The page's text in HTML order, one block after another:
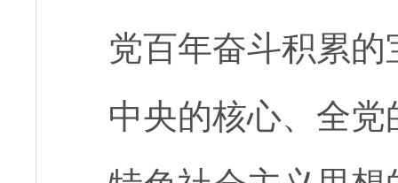
党百年奋斗积累
中央的核心、全